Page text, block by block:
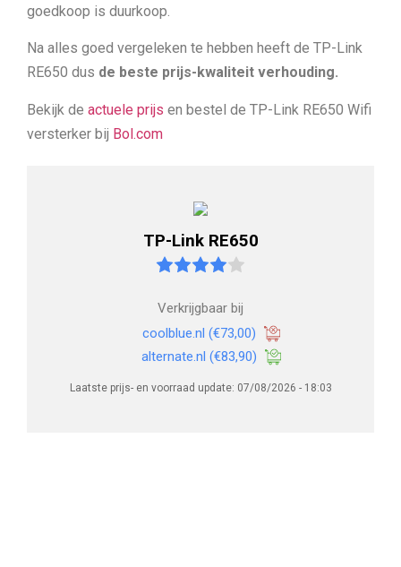
goedkoop is duurkoop.
Na alles goed vergeleken te hebben heeft de TP-Link
RE650 dus de beste prijs-kwaliteit verhouding.
Bekijk de actuele prijs en bestel de TP-Link RE650 Wifi
versterker bij Bol.com
TP-Link RE650
Verkrijgbaar bij
coolblue.nl (€73,00)
alternate.nl (€83,90)
Laatste prijs- en voorraad update: 07/08/2026 - 18:03